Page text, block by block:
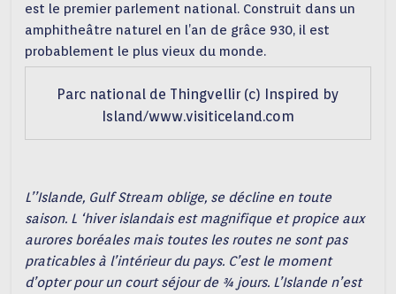
est le premier parlement national. Construit dans un
amphitheâtre naturel en l’an de grâce 930, il est
probablement le plus vieux du monde.
Parc national de Thingvellir (c) Inspired by
Island/www.visiticeland.com
L’’Islande, Gulf Stream oblige, se décline en toute
saison. L ‘hiver islandais est magnifique et propice aux
aurores boréales mais toutes les routes ne sont pas
praticables à l’intérieur du pays. C’est le moment
d’opter pour un court séjour de ¾ jours. L’Islande n’est